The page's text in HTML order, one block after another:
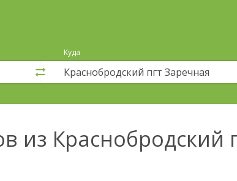
Куда
из Краснобродский